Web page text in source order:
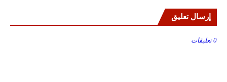
إرسال تعليق
0 تعليقات